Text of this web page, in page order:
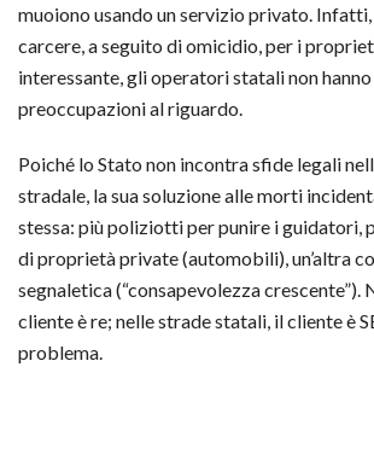
muoiono usando un servizio privato.
carcere, a seguito di omicidio, per i
interessante, gli operatori statali non
preoccupazioni al riguardo.
Poiché lo Stato non incontra sfide legali
stradale, la sua soluzione alle morti
stessa: più poliziotti per punire i guidatori,
di proprietà private (automobili), un’altra
segnaletica (“consapevolezza crescente”).
cliente è re; nelle strade statali, il cliente è
problema.